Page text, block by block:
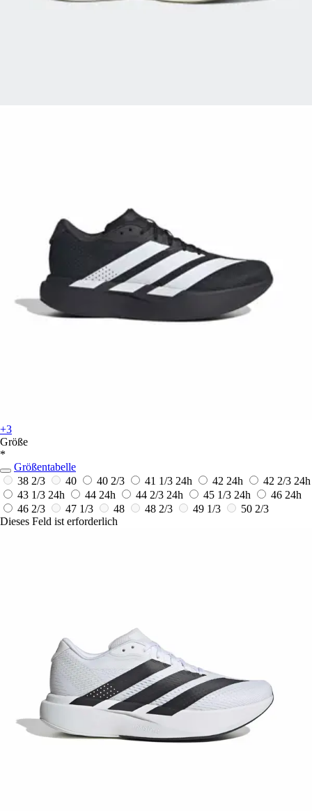
+3
Größe
*
Größentabelle
38 2/3
40 40 2/3 41 1/3 24h 42 24h 42 2/3 24h
43 1/3 24h 44 24h 44 2/3 24h 45 1/3 24h 46 24h
46 2/3
47 1/3 48 48 2/3 49 1/3
50 2/3
Dieses Feld ist erforderlich